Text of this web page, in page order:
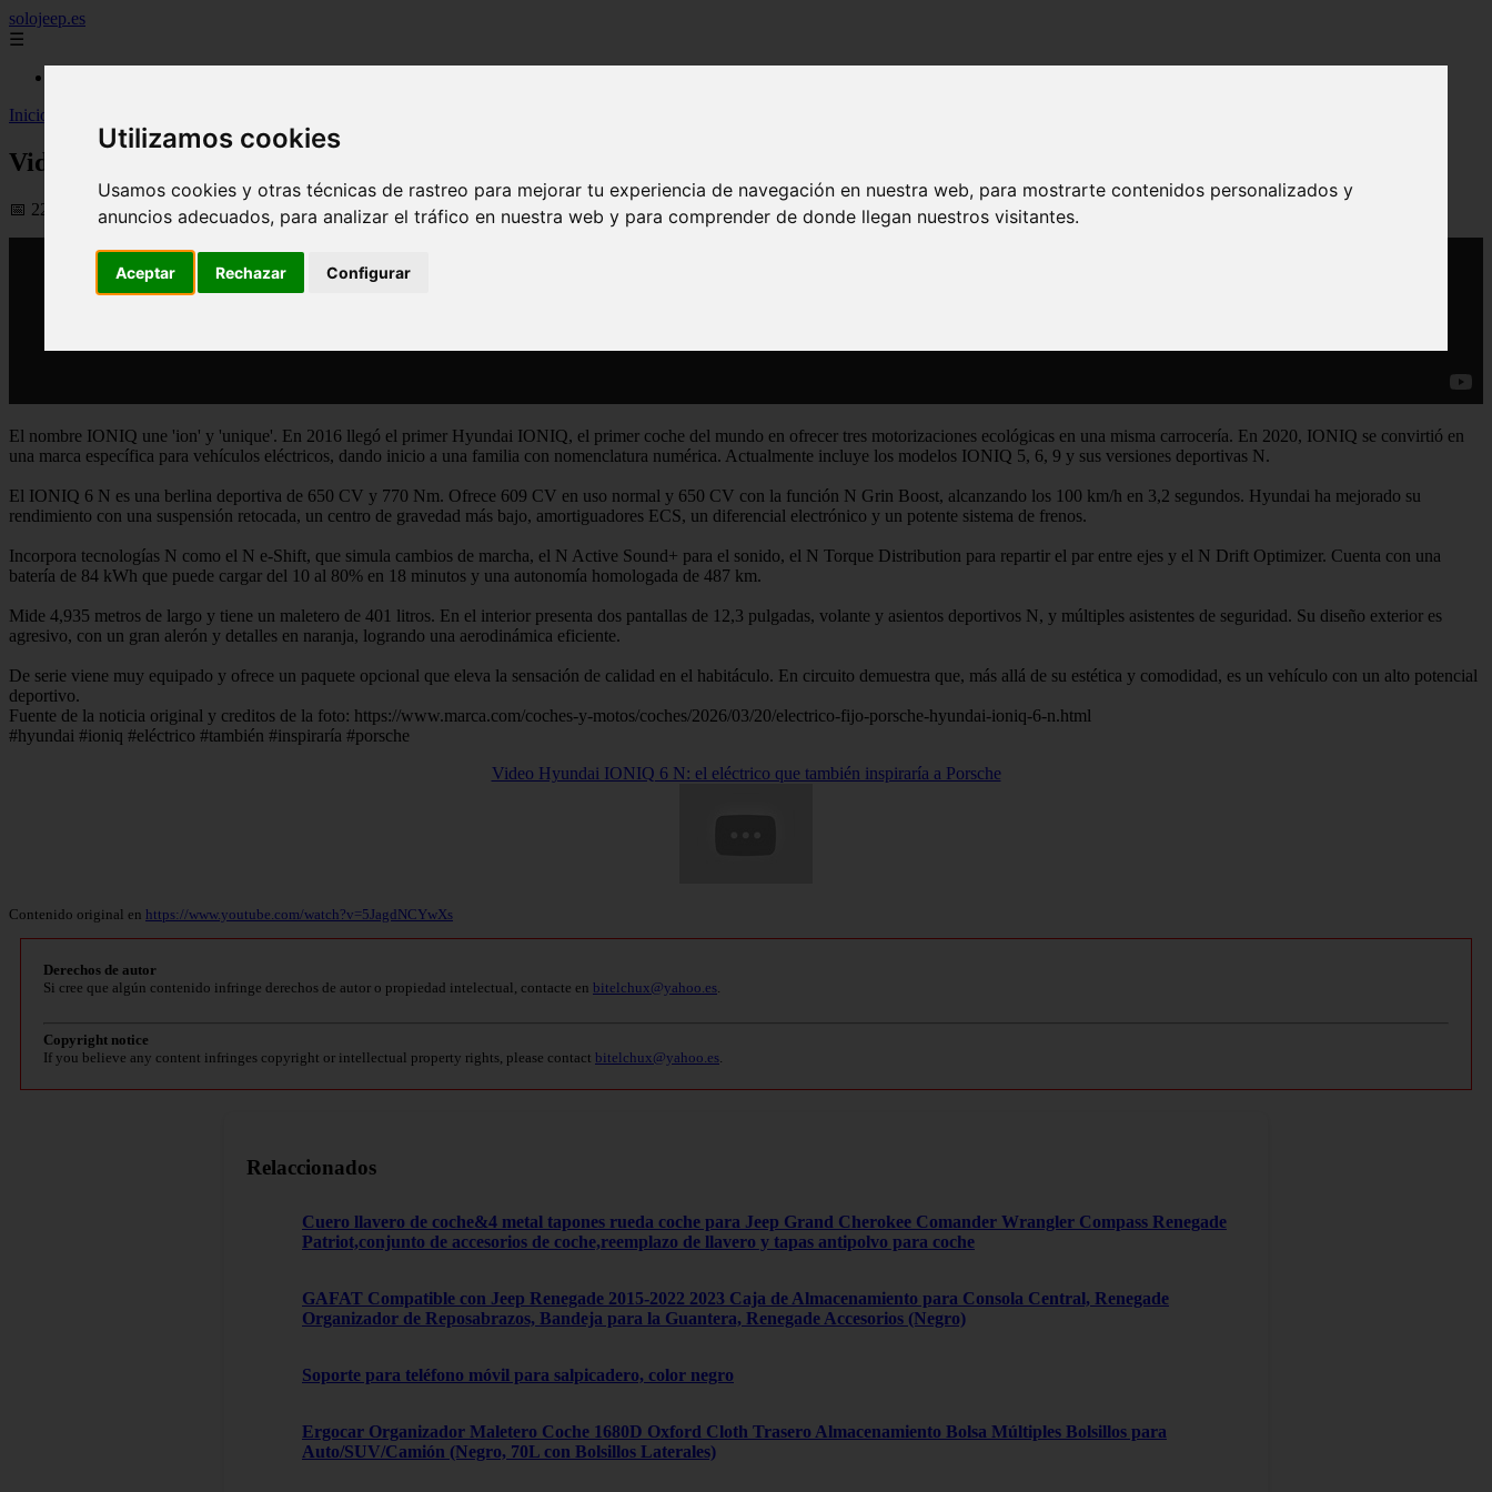
Utilizamos cookies
Usamos cookies y otras técnicas de rastreo para mejorar tu experiencia de navegación en nuestra web, para mostrarte contenidos personalizados y
anuncios adecuados, para analizar el tráfico en nuestra web y para comprender de donde llegan nuestros visitantes.
Aceptar Rechazar Configurar
solojeep.es
☰
Inicio
Video Hyundai IONIQ 6 N: el eléctrico que también inspiraría a Porsche
📅 22/03/2026
El nombre IONIQ une 'ion' y 'unique'. En 2016 llegó el primer Hyundai IONIQ, el primer coche del mundo en ofrecer tres motorizaciones ecológicas en una misma carrocería. En 2020, IONIQ se convirtió en
una marca específica para vehículos eléctricos, dando inicio a una familia con nomenclatura numérica. Actualmente incluye los modelos IONIQ 5, 6, 9 y sus versiones deportivas N.
El IONIQ 6 N es una berlina deportiva de 650 CV y 770 Nm. Ofrece 609 CV en uso normal y 650 CV con la función N Grin Boost, alcanzando los 100 km/h en 3,2 segundos. Hyundai ha mejorado su
rendimiento con una suspensión retocada, un centro de gravedad más bajo, amortiguadores ECS, un diferencial electrónico y un potente sistema de frenos.
Incorpora tecnologías N como el N e-Shift, que simula cambios de marcha, el N Active Sound+ para el sonido, el N Torque Distribution para repartir el par entre ejes y el N Drift Optimizer. Cuenta con una
batería de 84 kWh que puede cargar del 10 al 80% en 18 minutos y una autonomía homologada de 487 km.
Mide 4,935 metros de largo y tiene un maletero de 401 litros. En el interior presenta dos pantallas de 12,3 pulgadas, volante y asientos deportivos N, y múltiples asistentes de seguridad. Su diseño exterior es
agresivo, con un gran alerón y detalles en naranja, logrando una aerodinámica eficiente.
De serie viene muy equipado y ofrece un paquete opcional que eleva la sensación de calidad en el habitáculo. En circuito demuestra que, más allá de su estética y comodidad, es un vehículo con un alto potencial
deportivo.
Fuente de la noticia original y creditos de la foto: https://www.marca.com/coches-y-motos/coches/2026/03/20/electrico-fijo-porsche-hyundai-ioniq-6-n.html
#hyundai #ioniq #eléctrico #también #inspiraría #porsche
Video Hyundai IONIQ 6 N: el eléctrico que también inspiraría a Porsche
Contenido original en https://www.youtube.com/watch?v=5JagdNCYwXs
Derechos de autor
Si cree que algún contenido infringe derechos de autor o propiedad intelectual, contacte en bitelchux@yahoo.es.
Copyright notice
If you believe any content infringes copyright or intellectual property rights, please contact bitelchux@yahoo.es.
Relaccionados
Cuero llavero de coche&4 metal tapones rueda coche para Jeep Grand Cherokee Comander Wrangler Compass Renegade
Patriot,conjunto de accesorios de coche,reemplazo de llavero y tapas antipolvo para coche
GAFAT Compatible con Jeep Renegade 2015-2022 2023 Caja de Almacenamiento para Consola Central, Renegade
Organizador de Reposabrazos, Bandeja para la Guantera, Renegade Accesorios (Negro)
Soporte para teléfono móvil para salpicadero, color negro
Ergocar Organizador Maletero Coche 1680D Oxford Cloth Trasero Almacenamiento Bolsa Múltiples Bolsillos para
Auto/SUV/Camión (Negro, 70L con Bolsillos Laterales)